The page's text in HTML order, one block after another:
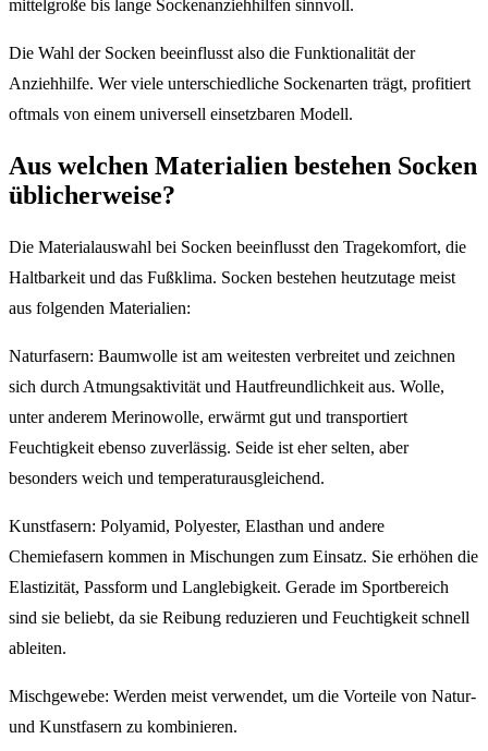
mittelgroße bis lange Sockenanziehhilfen sinnvoll.
Die Wahl der Socken beeinflusst also die Funktionalität der
Anziehhilfe. Wer viele unterschiedliche Sockenarten trägt, profitiert
oftmals von einem universell einsetzbaren Modell.
Aus welchen Materialien bestehen Socken
üblicherweise?
Die Materialauswahl bei Socken beeinflusst den Tragekomfort, die
Haltbarkeit und das Fußklima. Socken bestehen heutzutage meist
aus folgenden Materialien:
Naturfasern: Baumwolle ist am weitesten verbreitet und zeichnen
sich durch Atmungsaktivität und Hautfreundlichkeit aus. Wolle,
unter anderem Merinowolle, erwärmt gut und transportiert
Feuchtigkeit ebenso zuverlässig. Seide ist eher selten, aber
besonders weich und temperaturausgleichend.
Kunstfasern: Polyamid, Polyester, Elasthan und andere
Chemiefasern kommen in Mischungen zum Einsatz. Sie erhöhen die
Elastizität, Passform und Langlebigkeit. Gerade im Sportbereich
sind sie beliebt, da sie Reibung reduzieren und Feuchtigkeit schnell
ableiten.
Mischgewebe: Werden meist verwendet, um die Vorteile von Natur-
und Kunstfasern zu kombinieren.